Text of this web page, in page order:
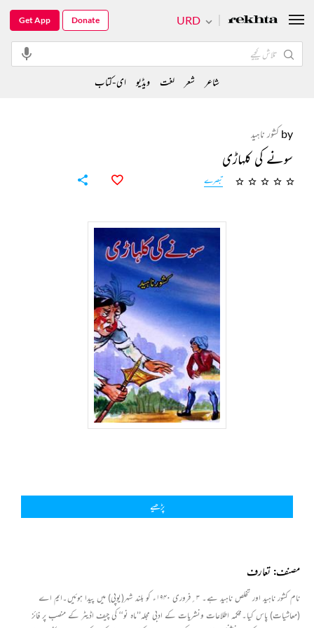
by کشور ناہید
سونے کی کلہاڑی
تبصرے
پڑھیے
مصنف: تعارف
نام کشور ناہید اور تخلص ناہید ہے۔ ۳؍فروری ۱۹۴۰ء کو بلند شہر(یوپی) میں پیدا ہوئیں۔ایم اے
(معاشیات) پاس کیا۔محکمہ اطلاعات ونشریات کے ادبی مجلہ’’ماہ نو‘‘ کی چیف اڈیٹر کے منصب پر فائز
URD
Get App Donate
شاعر شعر لغت ویڈیو ای-کتاب